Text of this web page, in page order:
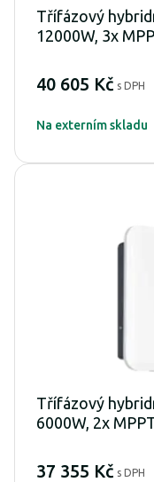
Třífázový
12000W, 3x
40 605 Kč s DPH
Na externím skladu
Třífázový
6000W, 2x
37 355 Kč s DPH